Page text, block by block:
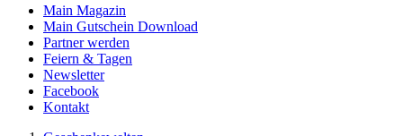
Main Magazin
Main Gutschein Download
Partner werden
Feiern & Tagen
Newsletter
Facebook
Kontakt